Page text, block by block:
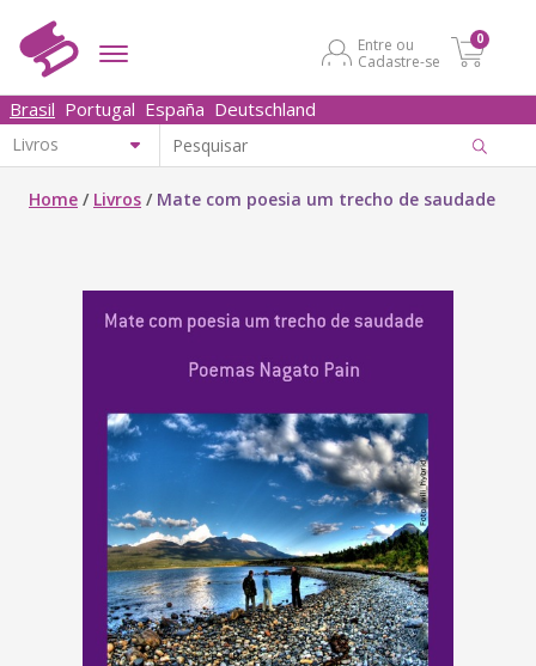
Entre ou
Cadastre-se
0
Brasil Portugal España Deutschland
Home / Livros / Mate com poesia um trecho de saudade